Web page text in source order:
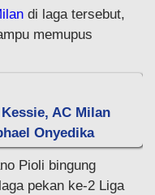
di laga tersebut,
memupus
AC Milan
Onyedika
Pioli bingung
pekan ke-2 Liga